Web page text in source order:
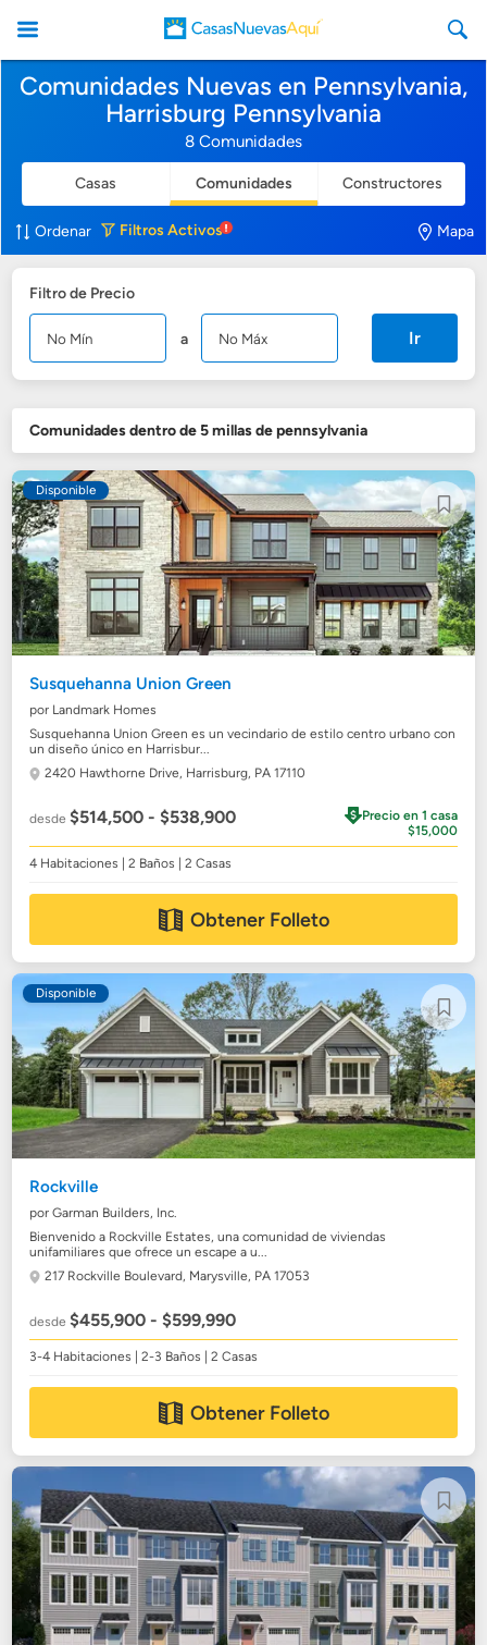
CasasNuevasAqui
Comunidades Nuevas en Pennsylvania,
Harrisburg Pennsylvania
8 Comunidades
Casas Comunidades Constructores
Ordenar Filtros Activos Mapa
Filtro de Precio
a Ir
Comunidades dentro de 5 millas de pennsylvania
Disponible
Susquehanna Union Green
por Landmark Homes
Susquehanna Union Green es un vecindario de estilo centro urbano con
un diseño único en Harrisbur...
2420 Hawthorne Drive, Harrisburg, PA 17110
desde$514,500 - $538,900
Precio en 1 casa
$15,000
4 Habitaciones | 2 Baños | 2 Casas
Obtener Folleto
Disponible
Rockville
por Garman Builders, Inc.
Bienvenido a Rockville Estates, una comunidad de viviendas
unifamiliares que ofrece un escape a u...
217 Rockville Boulevard, Marysville, PA 17053
desde$455,900 - $599,990
3-4 Habitaciones | 2-3 Baños | 2 Casas
Obtener Folleto